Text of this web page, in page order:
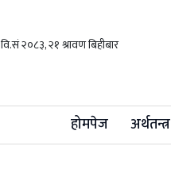
वि.सं २०८३, २१ श्रावण बिहीबार
होमपेज अर्थतन्त्र